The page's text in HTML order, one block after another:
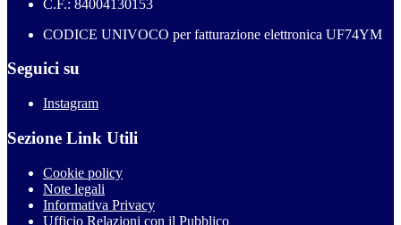
C.F.: 84004130153
CODICE UNIVOCO per fatturazione elettronica UF74YM
Seguici su
Instagram
Sezione Link Utili
Cookie policy
Note legali
Informativa Privacy
Ufficio Relazioni con il Pubblico